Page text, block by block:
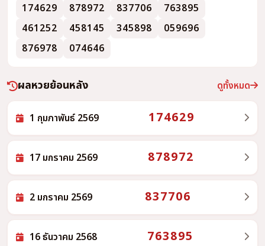
174629
878972 837706
763895
461252
458145 345898
059696
876978
074646
ผลหวยย้อนหลัง ดูทั้งหมด
1 กุมภาพันธ์ 2569 174629
17 มกราคม 2569 878972
2 มกราคม 2569 837706
16 ธันวาคม 2568 763895